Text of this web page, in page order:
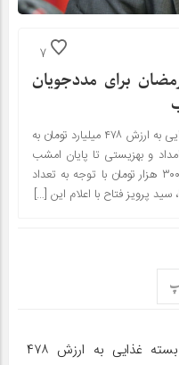
7
برای مددجویان
رئیس کمیته امداد از واریز نقدی بسته غذایی به ارزش ۴۷۸ میلیارد تومان به
و بهزیستی تا پایان امشب
خبر داد و گفت: این مبلغ از ۱۰۰ هزار تا ۳۰۰ هزار تومان با توجه به تعداد
پرویز فتاح با اعلام این […]
پ
رئیس کمیته امداد از واریز نقدی بسته غذایی به ارزش ۴۷۸